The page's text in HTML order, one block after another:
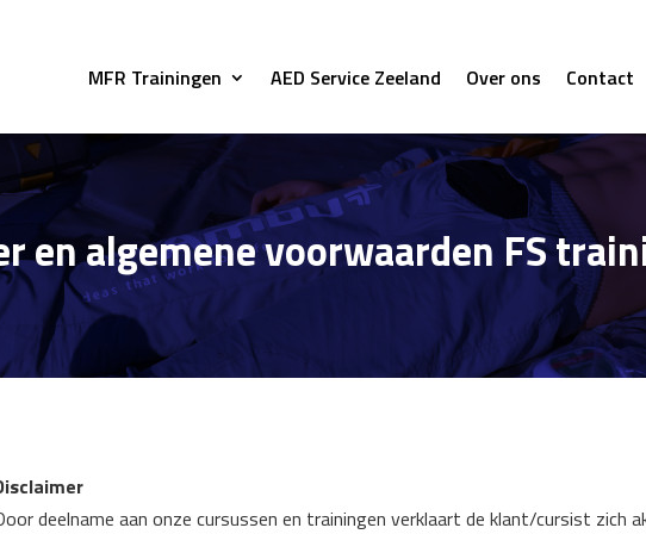
MFR Trainingen AED Service Zeeland Over ons Contact
en algemene voorwaarden FS
deelname aan onze cursussen en trainingen verklaart de klant/cursist zich